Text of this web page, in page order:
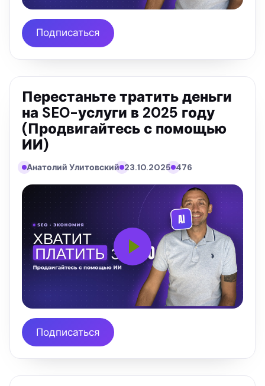
Подписаться
Перестаньте тратить деньги
на SEO-услуги в 2025 году
(Продвигайтесь с помощью
ИИ)
Анатолий Улитовский 23.10.2025 476
Подписаться